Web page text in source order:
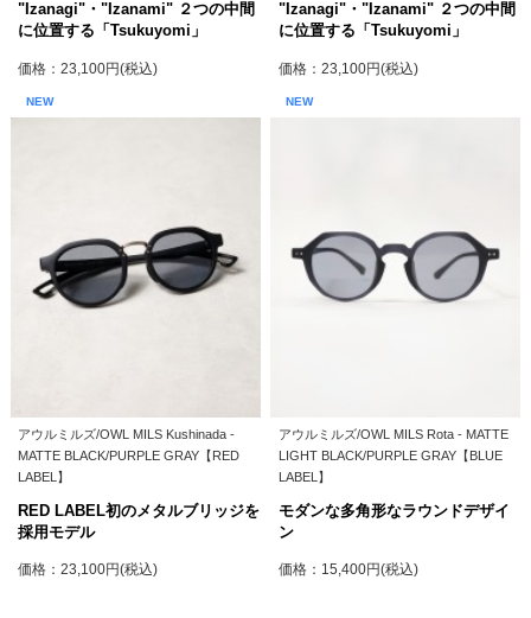
"Izanagi"・"Izanami" ２つの中間
に位置する「Tsukuyomi」
価格：23,100円(税込)
"Izanagi"・"Izanami" ２つの中間
に位置する「Tsukuyomi」
価格：23,100円(税込)
NEW
アウルミルズ/OWL MILS Kushinada -
MATTE BLACK/PURPLE GRAY【RED
LABEL】
RED LABEL初のメタルブリッジを
採用モデル
価格：23,100円(税込)
NEW
アウルミルズ/OWL MILS Rota - MATTE
LIGHT BLACK/PURPLE GRAY【BLUE
LABEL】
モダンな多角形なラウンドデザイ
ン
価格：15,400円(税込)